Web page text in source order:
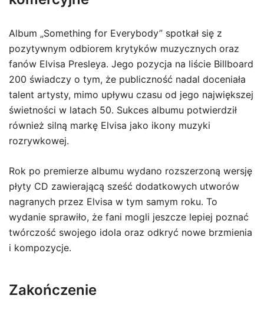
Album „Something for Everybody” spotkał się z
pozytywnym odbiorem krytyków muzycznych oraz
fanów Elvisa Presleya. Jego pozycja na liście Billboard
200 świadczy o tym, że publiczność nadal doceniała
talent artysty, mimo upływu czasu od jego największej
świetności w latach 50. Sukces albumu potwierdził
również silną markę Elvisa jako ikony muzyki
rozrywkowej.
Rok po premierze albumu wydano rozszerzoną wersję
płyty CD zawierającą sześć dodatkowych utworów
nagranych przez Elvisa w tym samym roku. To
wydanie sprawiło, że fani mogli jeszcze lepiej poznać
twórczość swojego idola oraz odkryć nowe brzmienia
i kompozycje.
Zakończenie